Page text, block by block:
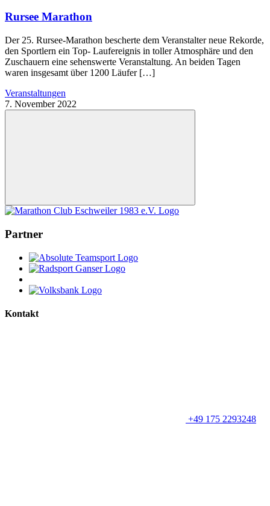
Rursee Marathon
Der 25. Rursee-Marathon bescherte dem Veranstalter neue Rekorde,
den Sportlern ein Top- Laufereignis in toller Atmosphäre und den
Zuschauern eine sehenswerte Veranstaltung. An beiden Tagen
waren insgesamt über 1200 Läufer […]
Veranstaltungen
7. November 2022
Nach
oben
Partner
Kontakt
+49 175 2293248